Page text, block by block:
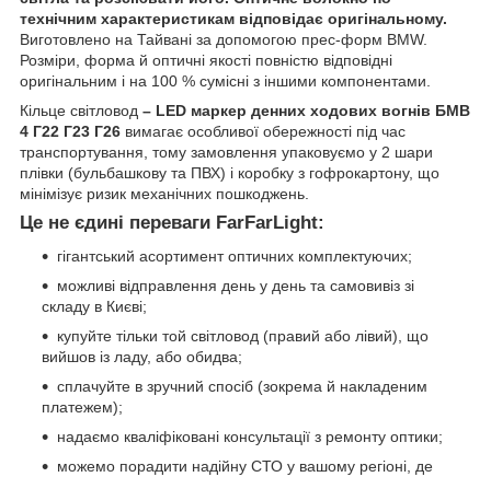
технічним характеристикам відповідає оригінальному.
Виготовлено на Тайвані за допомогою прес-форм BMW.
Розміри, форма й оптичні якості повністю відповідні
оригінальним і на 100 % сумісні з іншими компонентами.
Кільце світловод – LED маркер денних ходових вогнів БМВ
4 Г22 Г23 Г26 вимагає особливої обережності під час
транспортування, тому замовлення упаковуємо у 2 шари
плівки (бульбашкову та ПВХ) і коробку з гофрокартону, що
мінімізує ризик механічних пошкоджень.
Це не єдині переваги FarFarLight:
гігантський асортимент оптичних комплектуючих;
можливі відправлення день у день та самовивіз зі
складу в Києві;
купуйте тільки той світловод (правий або лівий), що
вийшов із ладу, або обидва;
сплачуйте в зручний спосіб (зокрема й накладеним
платежем);
надаємо кваліфіковані консультації з ремонту оптики;
можемо порадити надійну СТО у вашому регіоні, де